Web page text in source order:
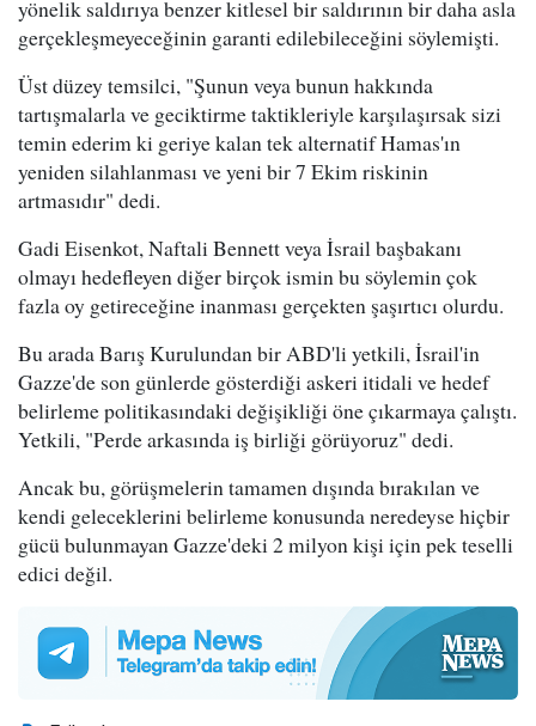
yönelik saldırıya benzer kitlesel bir saldırının bir daha asla
gerçekleşmeyeceğinin garanti edilebileceğini söylemişti.
Üst düzey temsilci, "Şunun veya bunun hakkında
tartışmalarla ve geciktirme taktikleriyle karşılaşırsak sizi
temin ederim ki geriye kalan tek alternatif Hamas'ın
yeniden silahlanması ve yeni bir 7 Ekim riskinin
artmasıdır" dedi.
Gadi Eisenkot, Naftali Bennett veya İsrail başbakanı
olmayı hedefleyen diğer birçok ismin bu söylemin çok
fazla oy getireceğine inanması gerçekten şaşırtıcı olurdu.
Bu arada Barış Kurulundan bir ABD'li yetkili, İsrail'in
Gazze'de son günlerde gösterdiği askeri itidali ve hedef
belirleme politikasındaki değişikliği öne çıkarmaya çalıştı.
Yetkili, "Perde arkasında iş birliği görüyoruz" dedi.
Ancak bu, görüşmelerin tamamen dışında bırakılan ve
kendi geleceklerini belirleme konusunda neredeyse hiçbir
gücü bulunmayan Gazze'deki 2 milyon kişi için pek teselli
edici değil.